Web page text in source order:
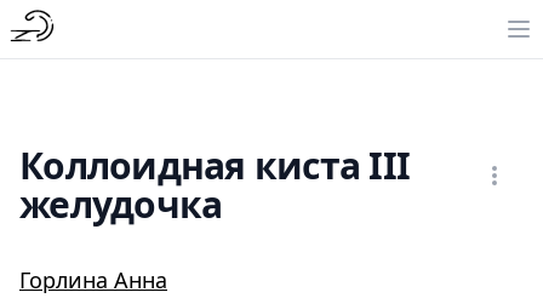
Коллоидная киста III
желудочка
Горлина Анна